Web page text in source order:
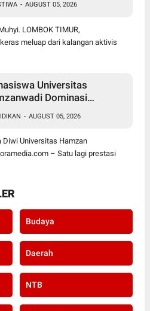
WAJIB CARI SOLUSI,
SURUH RAKYAT DIAM
- AUGUST 05, 2026
LOMBOK TIMUR,
meluap dari kalangan aktivis
Universitas
Dominasi
NTB di Tingkat
- AUGUST 05, 2026
Universitas Hamzan
– Satu lagi prestasi
Budaya
Daerah
NTB